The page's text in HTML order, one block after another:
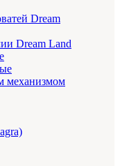
Dream
Dream Land
механизмом